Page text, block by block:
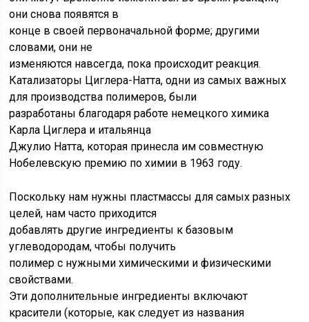
они снова появятся в
конце в своей первоначальной форме; другими
словами, они не
изменяются навсегда, пока происходит реакция.
Катализаторы Циглера-Натта, одни из самых важных
для производства полимеров, были
разработаны благодаря работе немецкого химика
Карла Циглера и итальянца
Джулио Натта, которая принесла им совместную
Нобелевскую премию по химии в 1963 году.
Поскольку нам нужны пластмассы для самых разных
целей, нам часто приходится
добавлять другие ингредиенты к базовым
углеводородам, чтобы получить
полимер с нужными химическими и физическими
свойствами.
Эти дополнительные ингредиенты включают
красители (которые, как следует из названия